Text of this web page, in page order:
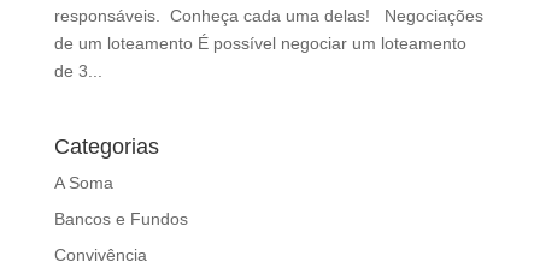
f
t
b
n
k
responsáveis. Conheça cada uma delas! Negociações
de um loteamento É possível negociar um loteamento
de 3...
Categorias
A Soma
Bancos e Fundos
Convivência